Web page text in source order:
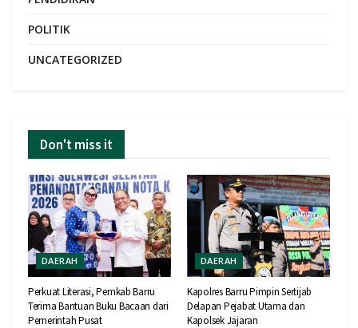
POLITIK
UNCATEGORIZED
Don't miss it
DAERAH
Perkuat Literasi, Pemkab Barru
Terima Bantuan Buku Bacaan dari
Pemerintah Pusat
DAERAH
Kapolres Barru Pimpin Sertijab
Delapan Pejabat Utama dan
Kapolsek Jajaran